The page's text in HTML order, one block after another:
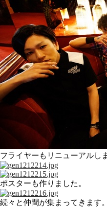
フライヤーもリニューアルし
ポスターも作りました。
続々と仲間が集まってきます。